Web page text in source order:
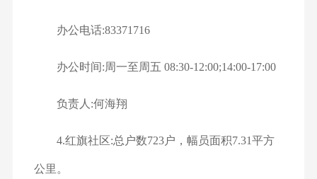
办公电话:83371716
办公时间:周一至周五 08:30-12:00;14:00-17:00
负责人:何海翔
4.红旗社区:总户数723户，幅员面积7.31平方
公里。